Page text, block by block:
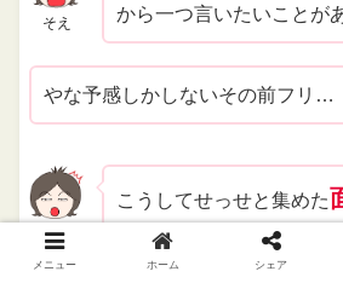
そえ
から一つ言いたいことが
やな予感しかしないその前フリ…
そえ
こうしてせっせと集めた
を、企業はしっか
い！
メニュー ホーム シェア